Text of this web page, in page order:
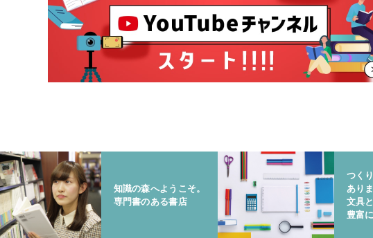
知識の森へようこそ。
専門書のある書店
つく
あり
文具
豊富